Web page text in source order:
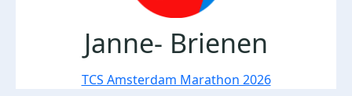
Janne- Brienen
TCS Amsterdam Marathon 2026